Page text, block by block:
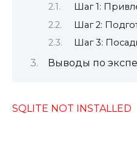
Шаг 1:
Шаг 2:
Шаг 3:
Выводы по
SQLITE NOT INSTALLED